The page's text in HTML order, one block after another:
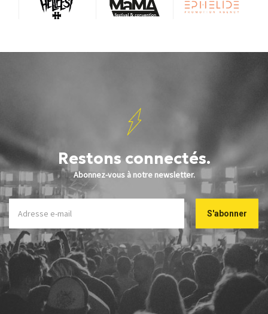
Restons connectés.
Abonnez-vous à notre newsletter.